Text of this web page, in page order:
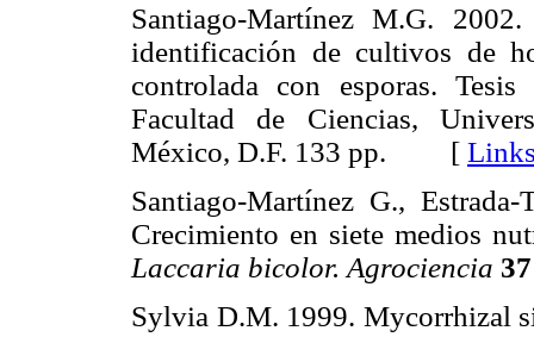
Santiago-Martínez M.G.
identificación de cultivos de
controlada con esporas.
Facultad de Ciencias,
México, D.F. 133 pp. [
Santiago-Martínez G.,
Crecimiento en siete medios
Laccaria bicolor. Agrociencia 37
Sylvia D.M. 1999. Mycorrhizal